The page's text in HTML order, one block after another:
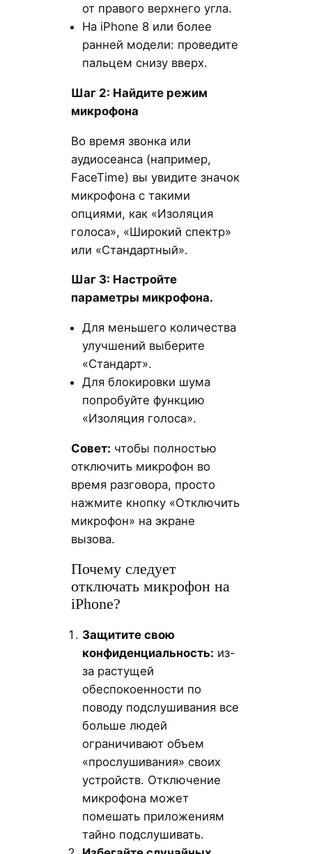
от правого верхнего угла.
На iPhone 8 или более
ранней модели: проведите
пальцем снизу вверх.
Шаг 2: Найдите режим
микрофона
Во время звонка или
аудиосеанса (например,
FaceTime) вы увидите значок
микрофона с такими
опциями, как «Изоляция
голоса», «Широкий спектр»
или «Стандартный».
Шаг 3: Настройте
параметры микрофона.
Для меньшего количества
улучшений выберите
«Стандарт».
Для блокировки шума
попробуйте функцию
«Изоляция голоса».
Совет: чтобы полностью
отключить микрофон во
время разговора, просто
нажмите кнопку «Отключить
микрофон» на экране
вызова.
Почему следует
отключать микрофон на
iPhone?
Защитите свою
конфиденциальность: из-
за растущей
обеспокоенности по
поводу подслушивания все
больше людей
ограничивают объем
«прослушивания» своих
устройств. Отключение
микрофона может
помешать приложениям
тайно подслушивать.